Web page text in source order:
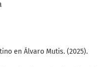
en Álvaro Mutis. (2025).